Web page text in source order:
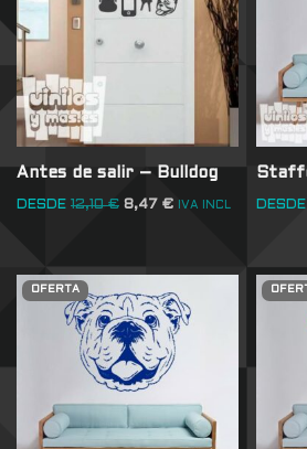
Antes de salir – Bulldog
DESDE 12,10€ 8,47 € IVA INCL DESDE
OFERTA